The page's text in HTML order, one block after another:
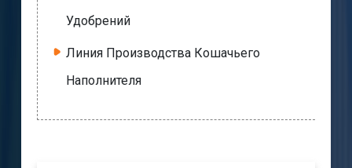
Удобрений
Линия Производства Кошачьего
Наполнителя